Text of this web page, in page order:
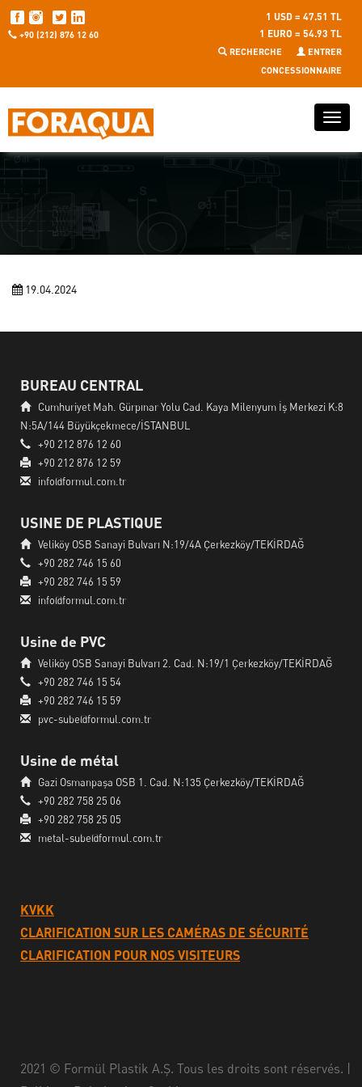
+90 (212) 876 12 60
1 USD = 47.51 TL
1 EURO = 54.93 TL
RECHERCHE
ENTRER
CONCESSIONNAIRE
19.04.2024
BUREAU CENTRAL
Cumhuriyet Mah. Gürpınar Yolu Cad. Kaya Milenyum İş Merkezi K:8
N:5A/144 Büyükçekmece/İSTANBUL
+90 212 876 12 60
+90 212 876 12 59
info@formul.com.tr
USINE DE PLASTIQUE
Veliköy OSB Sanayi Bulvarı N:19/4A Çerkezköy/TEKİRDAĞ
+90 282 746 15 60
+90 282 746 15 59
info@formul.com.tr
Usine de PVC
Veliköy OSB Sanayi Bulvarı 2. Cad. N:19/1 Çerkezköy/TEKİRDAĞ
+90 282 746 15 54
+90 282 746 15 59
pvc-sube@formul.com.tr
Usine de métal
Gazi Osmanpaşa OSB 1. Cad. N:135 Çerkezköy/TEKİRDAĞ
+90 282 758 25 06
+90 282 758 25 05
metal-sube@formul.com.tr
KVKK
CLARIFICATION SUR LES CAMÉRAS DE SÉCURITÉ
CLARIFICATION POUR NOS VISITEURS
2021 © Formül Plastik A.Ş. Tous les droits sont réservés. |